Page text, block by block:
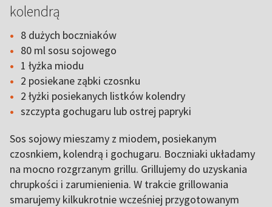
kolendrą
8 dużych boczniaków
80 ml sosu sojowego
1 łyżka miodu
2 posiekane ząbki czosnku
2 łyżki posiekanych listków kolendry
szczypta gochugaru lub ostrej papryki
Sos sojowy mieszamy z miodem, posiekanym
czosnkiem, kolendrą i gochugaru. Boczniaki układamy
na mocno rozgrzanym grillu. Grillujemy do uzyskania
chrupkości i zarumienienia. W trakcie grillowania
smarujemy kilkukrotnie wcześniej przygotowanym